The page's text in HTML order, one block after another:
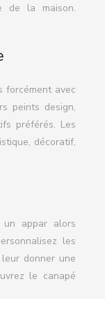
de la maison.
forcément avec
peints design,
préférés. Les
décoratif,
un appar alors
les
donner une
le canapé